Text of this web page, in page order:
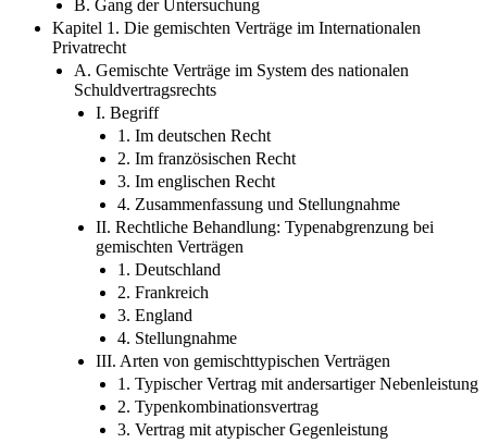
Kapitel 1. Die gemischten Verträge im Internationalen
Privatrecht
A. Gemischte Verträge im System des nationalen
Schuldvertragsrechts
I. Begriff
1. Im deutschen Recht
2. Im französischen Recht
3. Im englischen Recht
4. Zusammenfassung und Stellungnahme
II. Rechtliche Behandlung: Typenabgrenzung bei
gemischten Verträgen
1. Deutschland
2. Frankreich
3. England
4. Stellungnahme
III. Arten von gemischttypischen Verträgen
1. Typischer Vertrag mit andersartiger Nebenleistung
2. Typenkombinationsvertrag
3. Vertrag mit atypischer Gegenleistung
4. Typenverschmelzungsvertrag